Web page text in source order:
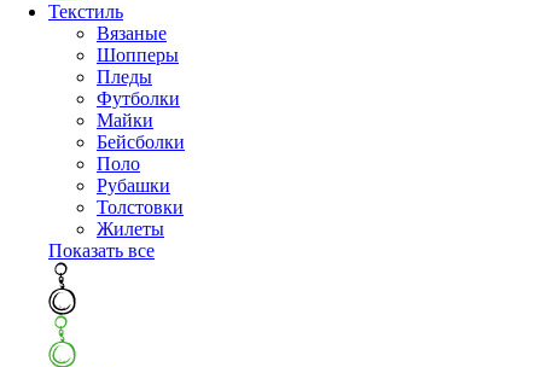
Текстиль
Вязаные
Шопперы
Пледы
Футболки
Майки
Бейсболки
Поло
Рубашки
Толстовки
Жилеты
Показать все